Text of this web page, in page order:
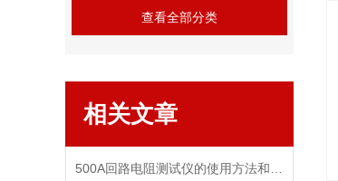
查看全部分类
相关文章